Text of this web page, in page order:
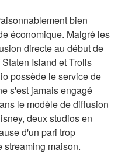
bien
économique. Malgré les
directe au début de
Island et Trolls
possède le service de
s'est jamais engagé
le modèle de diffusion
deux studios en
d'un pari trop
streaming maison.